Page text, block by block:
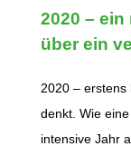
2020 –
über ein
2020 – erstens
denkt. Wie
intensive Jahr